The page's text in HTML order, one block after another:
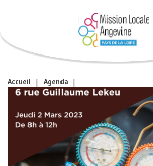
Accueil
Agenda
Petit déjeuner autour des métiers du froid